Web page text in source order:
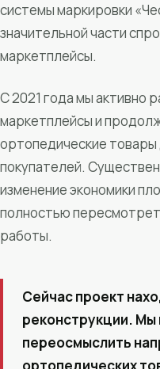
системы маркировки
значительной части
маркетплейсы.
С 2021 года мы активно
маркетплейсы и
ортопедические
покупателей.
изменение экономики
полностью
работы.
Сейчас проект
реконструкции. Мы
переосмыслить